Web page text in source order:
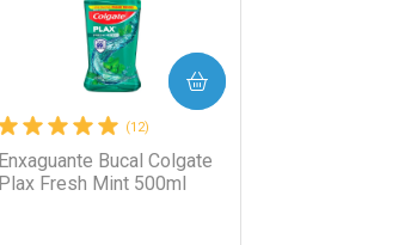
(12)
Enxaguante Bucal Colgate
Plax Fresh Mint 500ml
COMPRAR